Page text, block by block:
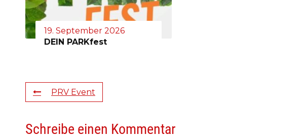
19. September 2026
DEIN PARKfest
PRV Event
Schreibe einen Kommentar